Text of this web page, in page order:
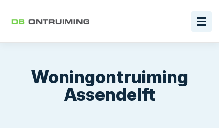
Woningontruiming
Assendelft